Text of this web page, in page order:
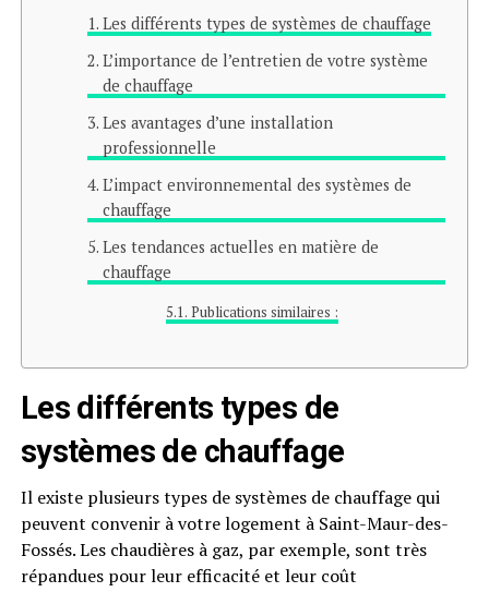
Les différents types de systèmes de chauffage
L’importance de l’entretien de votre système
de chauffage
Les avantages d’une installation
professionnelle
L’impact environnemental des systèmes de
chauffage
Les tendances actuelles en matière de
chauffage
Publications similaires :
Les différents types de
systèmes de chauffage
Il existe plusieurs types de systèmes de chauffage qui
peuvent convenir à votre logement à Saint-Maur-des-
Fossés. Les chaudières à gaz, par exemple, sont très
répandues pour leur efficacité et leur coût